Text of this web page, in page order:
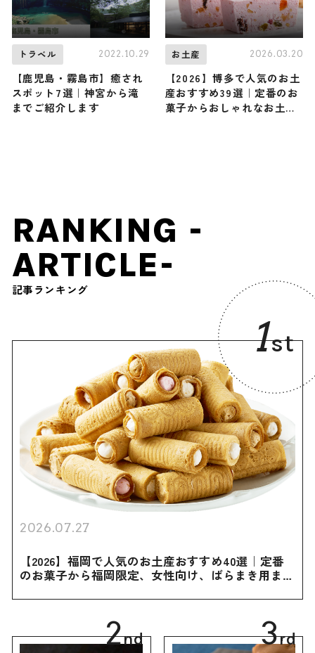
トラベル 2022.10.29
【鹿児島・霧島市】癒され
スポット7選｜神宮から滝
までご紹介します
お土産 2026.03.20
【2026】博多で人気のお土
産おすすめ39選｜定番のお
菓子からおしゃれなお土
RANKING -
ARTICLE-
記事ランキング
1st
2026.07.27
【2026】福岡で人気のお土産おすすめ40選｜定番
のお菓子から福岡限定、女性向け、ばらまき用まで
2nd 3rd